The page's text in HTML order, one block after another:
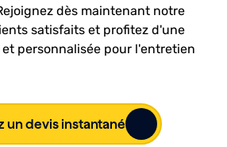
dès maintenant notre
satisfaits et profitez d'une
personnalisée pour l'entretien
un devis instantané